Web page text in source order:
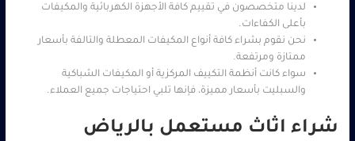
لدينا متخصصون في تقييم كافة الأجهزة الكهربائية والمكيفات
بأعلى الكفاءات.
نحن نقوم بشراء كافة أنواع المكيفات المعطلة والتالفة بأسعار
ممتازة ومرتفعة.
سواء كانت أنظمة التكييف المركزية أو المكيفات الشباكية
والسبليت بأسعار مميزة، فإنها تلبي احتياجات جميع العملاء.
شراء اثاث مستعمل بالرياض